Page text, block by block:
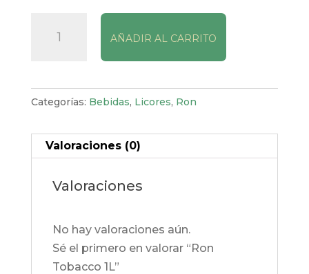
Tobacco
AÑADIR AL CARRITO
Categorías: Bebidas, Licores, Ron
Valoraciones (0)
Valoraciones
No hay valoraciones aún.
Sé el primero en valorar “Ron
Tobacco 1L”